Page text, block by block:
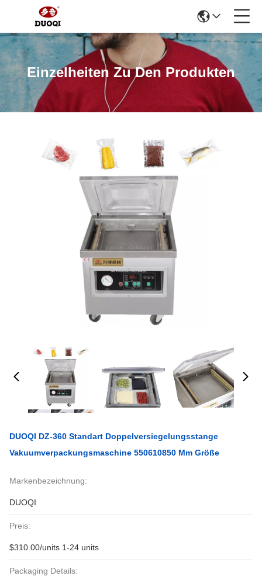
Einzelheiten Zu Den Produkten
DUOQI DZ-360 Standart Doppelversiegelungsstange
Vakuumverpackungsmaschine 550610850 Mm Größe
Markenbezeichnung:
DUOQI
Preis:
$310.00/units 1-24 units
Packaging Details: